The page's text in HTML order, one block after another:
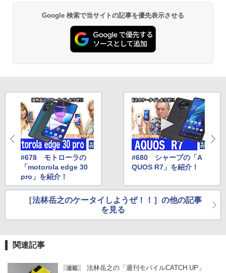
Google 検索で当サイトの記事を優先表示させる
#678 モトローラの
「motorola edge 30
pro」を紹介！
#680 シャープの「A
QUOS R7」を紹介！
［法林岳之のケータイしようぜ！！］の他の記事
を見る
関連記事
連載 法林岳之の「週刊モバイルCATCH UP」